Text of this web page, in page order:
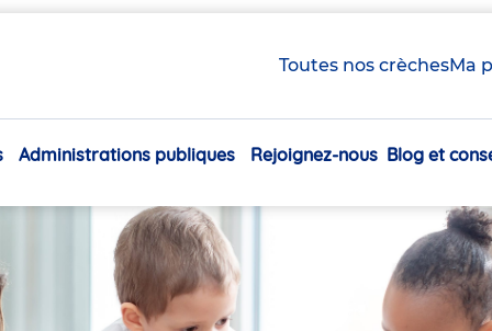
Toutes nos crèchesMa
Navigation
Administrations publiques Rejoignez-nous Blog et